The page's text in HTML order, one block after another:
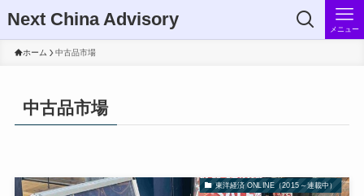
Next China Advisory メニュー
ホーム 中古品市場
中古品市場
東洋経済 ONLINE（2015～連載中）